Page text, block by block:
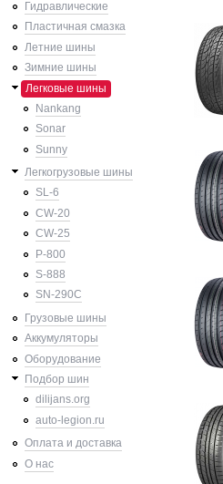
Гидравлические
Пластичная смазка
Летние шины
Зимние шины
Легковые шины
Nankang
Sonar
Sunny
Легкогрузовые шины
SL-6
CW-20
CW-25
P-800
S-888
SN-290C
Грузовые шины
Аккумуляторы
Оборудование
Подбор шин
dilijans.org
auto-legion.ru
Оплата и доставка
О нас